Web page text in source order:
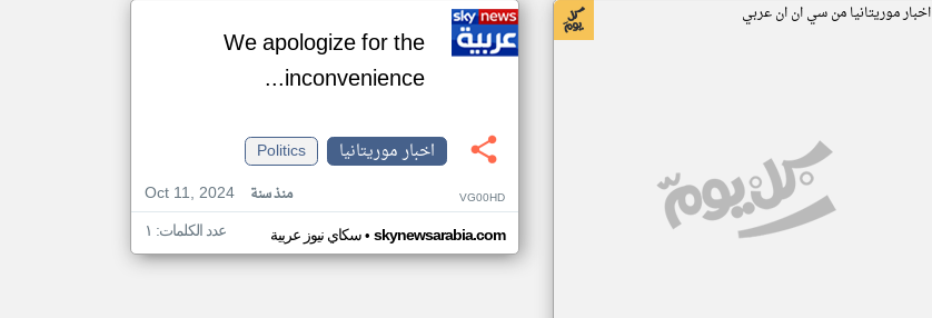
اخبار موريتانيا من سي ان ان عربي
We apologize for the
inconvenience...
اخبار موريتانيا
Politics
Oct 11, 2024
منذ سنة VG00HD
سكاي نيوز عربية• skynewsarabia.com عدد الكلمات: ١